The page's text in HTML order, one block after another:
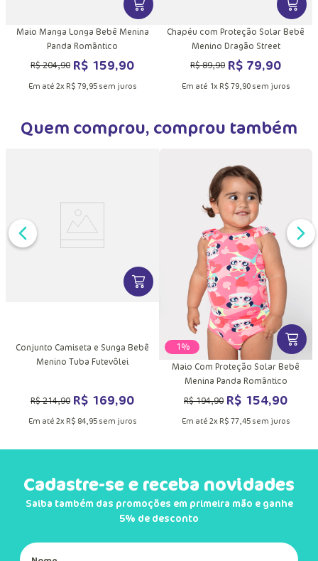
VER MAIS INFORMAÇÕES DO
Maio Manga Longa Bebê Menina
Panda Romântico
R$204,90 R$ 159,90
Em até 2x R$ 79, 95sem juros
VER
Chapéu com Proteção Solar Bebê
Menino Dragão Street
R$89,90 R$ 79,90
Em até 1x R$ 79, 90sem juros
Quem comprou, comprou também
INFORMAÇÕES DO PRODUTOVER MAIS INFORMAÇÕES DO
Conjunto Camiseta e Sunga Bebê
Menino Tuba Futevôlei
R$214,90 R$ 169,90
Em até 2x R$ 84, 95sem juros
21% VER
Maio Com Proteção Solar Bebê
Menina Panda Romântico
R$194,90 R$ 154,90
Em até 2x R$ 77, 45sem juros
Cadastre-se e receba novidades
Saiba também das promoções em primeira mão e ganhe
5% de desconto